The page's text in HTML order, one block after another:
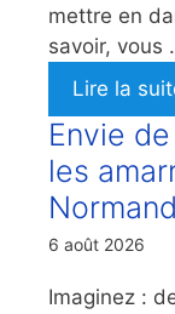
mettre en
savoir, vous
Lire la
Envie
les
6 août 2026
Imaginez :